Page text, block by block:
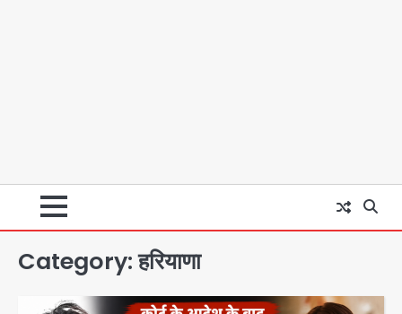
Category:हरियाणा